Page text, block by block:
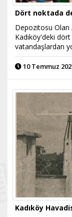
Dört noktada
Depozitosu Olan
Kadıköy'deki
vatandaşlardan
10 Temmuz
Kadıköy